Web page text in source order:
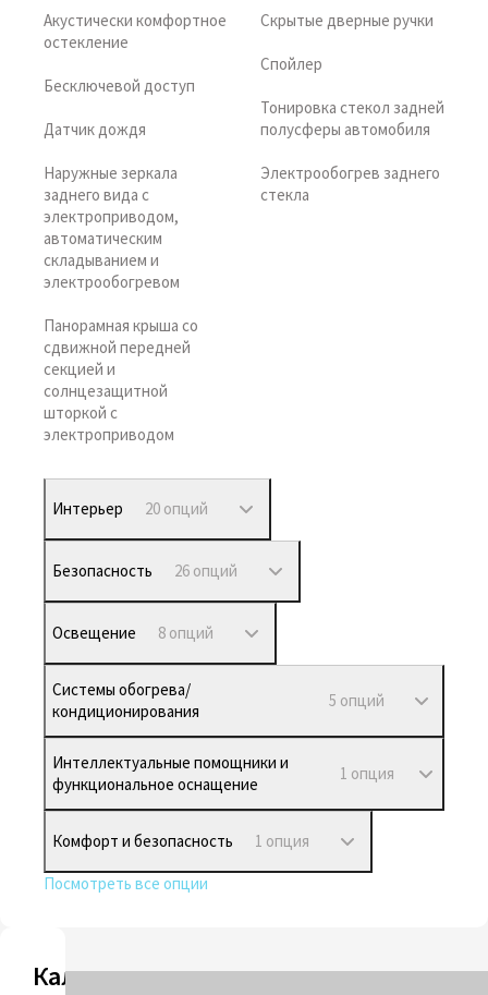
Акустически комфортное
остекление
Бесключевой доступ
Датчик дождя
Наружные зеркала
заднего вида с
электроприводом,
автоматическим
складыванием и
электрообогревом
Панорамная крыша со
сдвижной передней
секцией и
солнцезащитной
шторкой с
электроприводом
Скрытые дверные ручки
Спойлер
Тонировка стекол задней
полусферы автомобиля
Электрообогрев заднего
стекла
Интерьер 20 опций
Безопасность 26 опций
Освещение 8 опций
Системы обогрева/
кондиционирования
5 опций
Интеллектуальные помощники и
функциональное оснащение
1 опция
Комфорт и безопасность 1 опция
Посмотреть все опции
Калькулятор